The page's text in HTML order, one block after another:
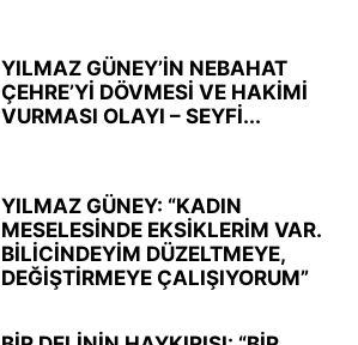
YILMAZ GÜNEY’İN NEBAHAT
ÇEHRE’Yİ DÖVMESİ VE HAKİMİ
VURMASI OLAYI – SEYFİ...
YILMAZ GÜNEY: “KADIN
MESELESİNDE EKSİKLERİM VAR.
BİLİCİNDEYİM DÜZELTMEYE,
DEĞİŞTİRMEYE ÇALIŞIYORUM”